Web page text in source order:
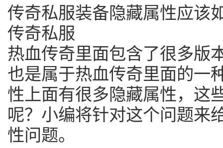
传奇私服装备隐藏属性应该
传奇私服
热血传奇里面包含了很多版
也是属于热血传奇里面的一
性上面有很多隐藏属性，这
呢？小编将针对这个问题来
性问题。